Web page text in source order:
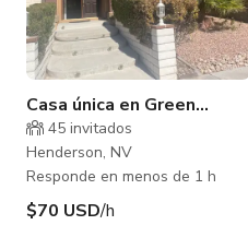
Casa única en Green
Valley
45 invitados
Henderson, NV
Responde en menos de 1 h
$70 USD/h